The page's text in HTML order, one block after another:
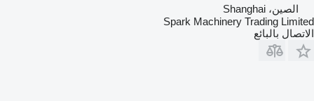
الصين، Shanghai
Spark Machinery Trading Limited
الاتصال بالبائع